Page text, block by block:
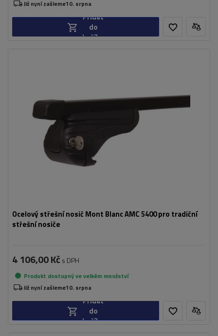
Již nyní zašleme10. srpna
Přidat
do
košíku
Ocelový střešní nosič Mont Blanc AMC 5400 pro tradiční
střešní nosiče
4 106,00 Kč s DPH
Produkt dostupný ve velkém množství
Již nyní zašleme10. srpna
Přidat
do
košíku